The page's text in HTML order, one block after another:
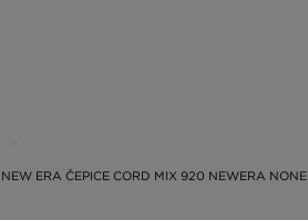
NEW ERA ČEPICE CORD MIX 920 NEWERA NONE